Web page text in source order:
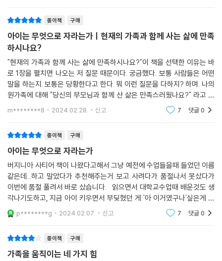
종이책 구매
아이는 무엇으로 자라는가ㅣ현재의 가족과 함께 사는 삶에 만족
하시나요?
"현재의 가족과 함께 사는 삶에 만족하시나요?"이 책을 선택한 이유는 바
로 1장을 펼치면 나오는 저 질문 때문이다. 궁금했다. 보통 사람들은 어떤
말을 하는지. 보통은 당황한다고 한다. 뭐 이런 질문을 다하지? 하며. 나의
원가족에 대해 "당신의 부모님과 함께 산 삶은 만족스러웠나요?" 라고 물
어본다면 나의 대답은 하나다. "아니요, 다시 돌아가고 싶지 않아요."이렇
m********8 2024.02.28. 신고 7 댓글0
종이책 구매
아이는 무엇으로 자라는가
버지니아 사티어 책이 나왔다고해서 그냥 예전에 수업들을때 들었던 이름
같은데...하고 말았다가 추천해주는거 보고 사려다가 품절나서 못샀다가
이번에 품절 풀려서 바로 샀습니다. 읽으면서 대학교수업때 배운것도 생
각나기도하고, 지금 아이 키우면서 부딪혔던 게 '아 이거였구나'싶은게 한
두개가 아니었어요. 생각해보면 버지니아 사티어책이 이제서야 한국에
출간됐다는
p********g 2024.02.07. 신고 7 댓글0
종이책 구매
가족을 움직이는 네 가지 힘